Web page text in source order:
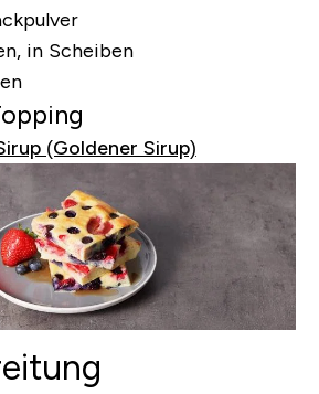
in Scheiben
(Goldener Sirup)